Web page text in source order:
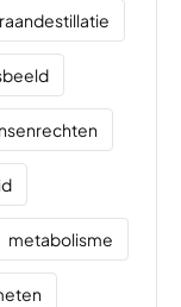
metabolisme